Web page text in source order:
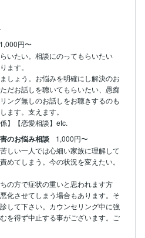
1,000円〜
いたい。相談にのってもらいたい
ます。
しょう。お悩みを明確にし解決のお
だお話しを聴いてもらいたい、愚痴
ング無しのお話しをお聴きするのも
ます。支えます。
】【恋愛相談】etc.
のお悩み相談
1,000円〜
しい一人では心細い家族に理解して
めてしまう。今の状況を変えたい。
の方で症状の重いと思われます方
化させてしまう場合もあります。そ
して下さい。カウンセリング中に強
を得ず中止する事がございます。ご